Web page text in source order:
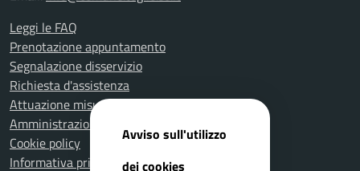
Leggi le FAQ
Prenotazione appuntamento
Segnalazione disservizio
Richiesta d'assistenza
Attuazione misure PNRR
Amministrazione trasparente
Cookie policy
Informativa privacy
Avviso sull'utilizzo
dei cookies